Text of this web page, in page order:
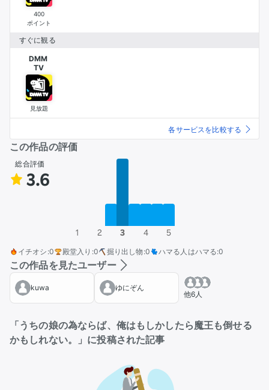
400
ポイント
すぐに観る
DMM
TV
見放題
各サービスを比較する
この作品の評価
総合評価
3.6
1 2 3 4 5
イチオシ :0 殿堂入り :0 掘り出し物 :0 ハマる人はハマる:0
この作品を見たユーザー
kuwa ゆにぞん
他6人
「うちの娘の為ならば、俺はもしかしたら魔王も倒せる
かもしれない。」に投稿された記事